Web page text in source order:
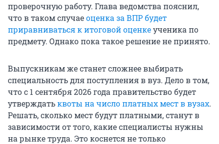
проверочную работу. Глава ведомства пояснил,
что в таком случаеоценка за ВПР будет
приравниваться к итоговой оценкеученика по
предмету. Однако пока такое решение не принято.
Выпускникам же станет сложнее выбирать
специальность для поступления в вуз. Дело в том,
что с 1 сентября 2026 года правительство будет
утверждатьквоты на число платных мест в вузах.
Решать, сколько мест будут платными, станут в
зависимости от того, какие специалисты нужны
на рынке труда. Это коснется не только